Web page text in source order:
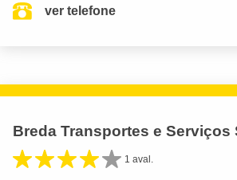
ver telefone
Breda Transportes e Serviços
1 aval.